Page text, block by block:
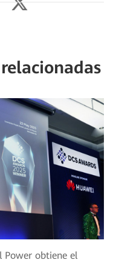
Power obtiene el